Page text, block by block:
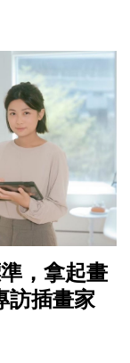
，拿起畫
訪插畫家